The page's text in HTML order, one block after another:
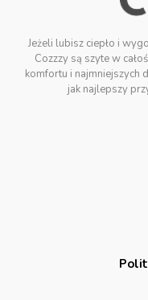
Jeżeli lubisz ciepło i
Cozzzy są szyte w
komfortu i najmniejszych
jak najlepszy
Polit